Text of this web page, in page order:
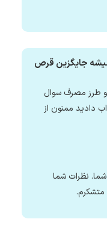
میشه جایگزین قرص
و طرز مصرف سوال
دادید ممنون از
نظرات شما
متشکرم.